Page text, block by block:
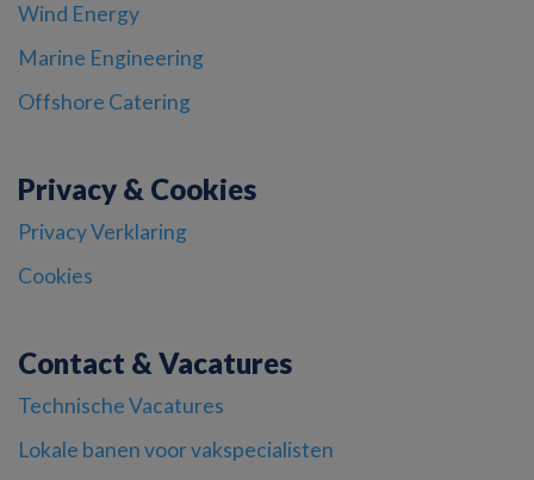
Wind Energy
Marine Engineering
Offshore Catering
Privacy & Cookies
Privacy Verklaring
Cookies
Contact & Vacatures
Technische Vacatures
Lokale banen voor vakspecialisten